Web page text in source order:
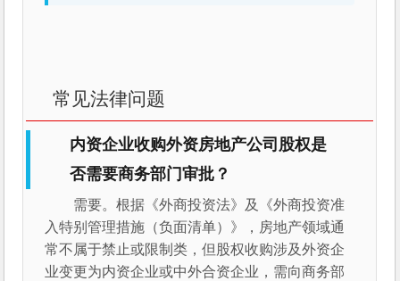
常见法律问题
内资企业收购外资房地产公司股权是
否需要商务部门审批？
需要。根据《外商投资法》及《外商投资准
入特别管理措施（负面清单）》，房地产领域通
常不属于禁止或限制类，但股权收购涉及外资企
业变更为内资企业或中外合资企业，需向商务部